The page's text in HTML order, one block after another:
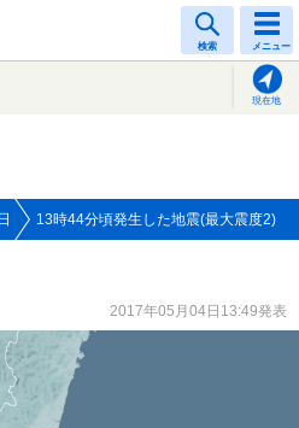
検索 メニュー
現在地
13時44分頃発生した地震(最大震度2)
2017年05月04日13:49発表